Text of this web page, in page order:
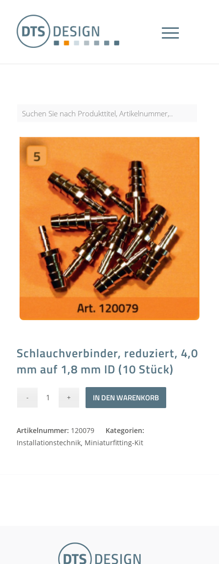
Schlauchverbinder, reduziert, 4,0
mm auf 1,8 mm ID (10 Stück)
IN DEN WARENKORB
Artikelnummer: 120079
Kategorien:
Installationstechnik, Miniaturfitting-Kit